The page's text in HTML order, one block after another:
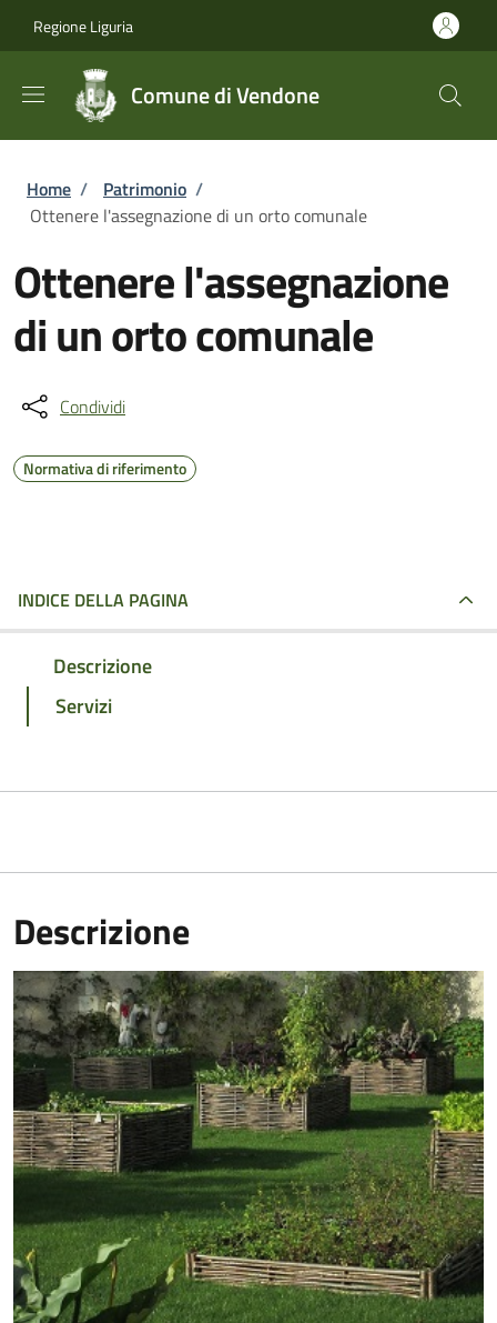
Regione Liguria
Comune di Vendone
Briciole di pane
Home / Patrimonio /
Ottenere l'assegnazione di un orto comunale
Ottenere l'assegnazione
di un orto comunale
Condividi
Normativa di riferimento
INDICE DELLA PAGINA
Descrizione
Servizi
Descrizione